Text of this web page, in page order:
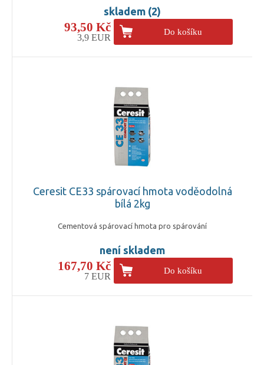
skladem (2)
93,50 Kč
3,9 EUR
Do košíku
Ceresit CE33 spárovací hmota voděodolná
bílá 2kg
Cementová spárovací hmota pro spárování
není skladem
167,70 Kč
7 EUR
Do košíku